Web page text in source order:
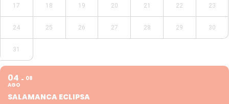
17 18 19 20 21 22 23
24 25 26 27 28 29 30
31
04
AGO
08
SALAMANCA ECLIPSA